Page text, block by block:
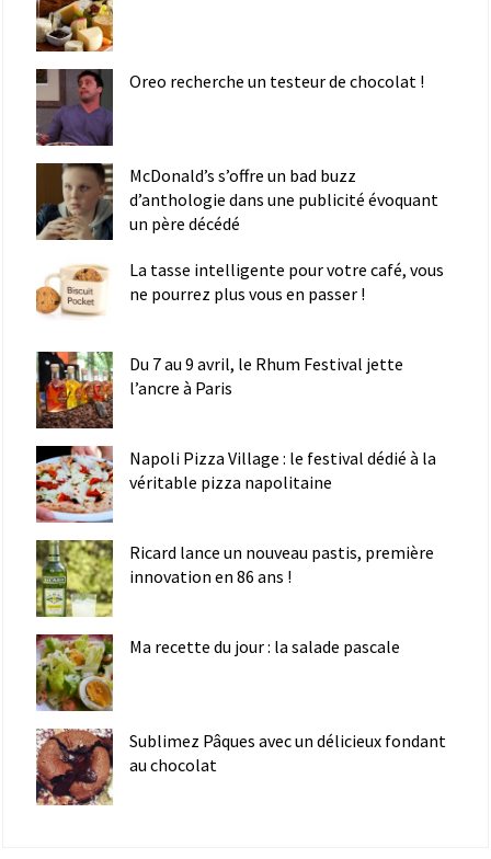
Oreo recherche un testeur de chocolat !
McDonald’s s’offre un bad buzz
d’anthologie dans une publicité évoquant
un père décédé
La tasse intelligente pour votre café, vous
ne pourrez plus vous en passer !
Du 7 au 9 avril, le Rhum Festival jette
l’ancre à Paris
Napoli Pizza Village : le festival dédié à la
véritable pizza napolitaine
Ricard lance un nouveau pastis, première
innovation en 86 ans !
Ma recette du jour : la salade pascale
Sublimez Pâques avec un délicieux fondant
au chocolat